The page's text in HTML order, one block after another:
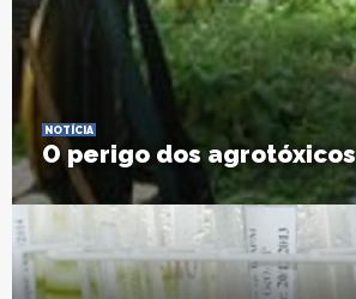
NOTÍCIA
O perigo dos agrotóxicos